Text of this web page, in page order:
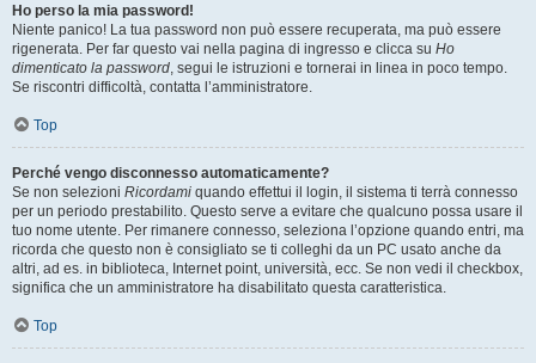
Ho perso la mia password!
Niente panico! La tua password non può essere recuperata, ma può essere
rigenerata. Per far questo vai nella pagina di ingresso e clicca su Ho
dimenticato la password , segui le istruzioni e tornerai in linea in poco tempo.
Se riscontri difficoltà, contatta l’amministratore.
Top
Perché vengo disconnesso automaticamente?
Se non selezioni Ricordami quando effettui il login, il sistema ti terrà connesso
per un periodo prestabilito. Questo serve a evitare che qualcuno possa usare il
tuo nome utente. Per rimanere connesso, seleziona l’opzione quando entri, ma
ricorda che questo non è consigliato se ti colleghi da un PC usato anche da
altri, ad es. in biblioteca, Internet point, università, ecc. Se non vedi il checkbox,
significa che un amministratore ha disabilitato questa caratteristica.
Top